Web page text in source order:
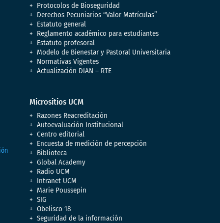
Protocolos de Bioseguridad
Derechos Pecuniarios “Valor Matrículas”
Estatuto general
Reglamento académico para estudiantes
Estatuto profesoral
Modelo de Bienestar y Pastoral Universitaria
Normativas Vigentes
Actualización DIAN – RTE
Micrositios UCM
Razones Reacreditación
Autoevaluación Institucional
Centro editorial
Encuesta de medición de percepción
Biblioteca
Global Academy
Radio UCM
Intranet UCM
Marie Poussepin
SIG
Obelisco 18
Seguridad de la información